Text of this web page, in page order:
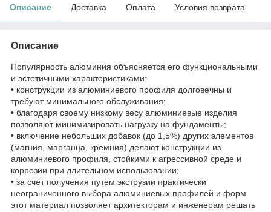
Описание Доставка Оплата Условия возврата
Описание
Популярность алюминия объясняется его функциональными
и эстетичными характеристиками:
• конструкции из алюминиевого профиля долговечны и
требуют минимального обслуживания;
• благодаря своему низкому весу алюминиевые изделия
позволяют минимизировать нагрузку на фундаменты;
• включение небольших добавок (до 1,5%) других элементов
(магния, марганца, кремния) делают конструкции из
алюминиевого профиля, стойкими к агрессивной среде и
коррозии при длительном использовании;
• за счет получения путем экструзии практически
неограниченного выбора алюминиевых профилей и форм
этот материал позволяет архитекторам и инженерам решать